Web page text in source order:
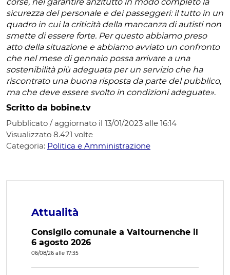
sicurezza del personale e dei passeggeri: il tutto in un
quadro in cui la criticità della mancanza di autisti non
smette di essere forte. Per questo abbiamo preso
atto della situazione e abbiamo avviato un confronto
che nel mese di gennaio possa arrivare a una
sostenibilità più adeguata per un servizio che ha
riscontrato una buona risposta da parte del pubblico,
ma che deve essere svolto in condizioni adeguate».
Scritto da bobine.tv
Pubblicato / aggiornato il 13/01/2023 alle 16:14
Visualizzato 8.421 volte
Categoria: Politica e Amministrazione
Attualità
Consiglio comunale a Valtournenche il
6 agosto 2026
06/08/26 alle 17:35